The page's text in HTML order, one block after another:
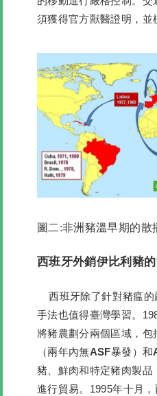
須獲得官方獸醫證明，並
圖二:非洲豬溫早期的
西班牙外銷伊比利豬
西班牙除了針對豬瘟的
手法也值得臺灣學習。
將豬農劃分兩個區域，包
（兩年內無ASF暴發）和
豬、鮮肉和特定豬肉製品
進行貿易。1995年十月